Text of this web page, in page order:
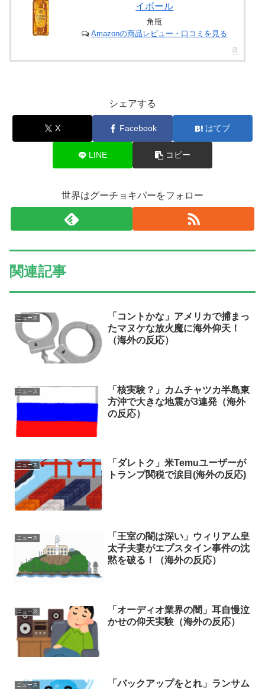
イボール
角瓶
Amazonの商品レビュー・口コミを見る
シェアする
X Facebook はてブ
LINE コピー
世界はグーチョキパーをフォロー
関連記事
ニュース
「コントかな」アメリカで捕まっ
たマヌケな放火魔に海外仰天！
（海外の反応）
ニュース
「核実験？」カムチャツカ半島東
方沖で大きな地震が3連発（海外
の反応）
ニュース
「ダレトク」米Temuユーザーが
トランプ関税で涙目(海外の反応)
ニュース
「王室の闇は深い」ウィリアム皇
太子夫妻がエプスタイン事件の沈
黙を破る！（海外の反応）
ニュース
「オーディオ業界の闇」耳自慢泣
かせの仰天実験（海外の反応）
ニュース
「バックアップをとれ」ランサム